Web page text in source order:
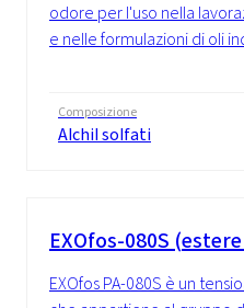
odore per l'uso nella
e nelle formulazioni di oli
Composizione
Alchil solfati
EXOfos-080S
EXOfos PA-080S è un